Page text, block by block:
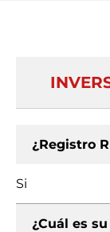
¿Registro
Si
¿Cuál es su